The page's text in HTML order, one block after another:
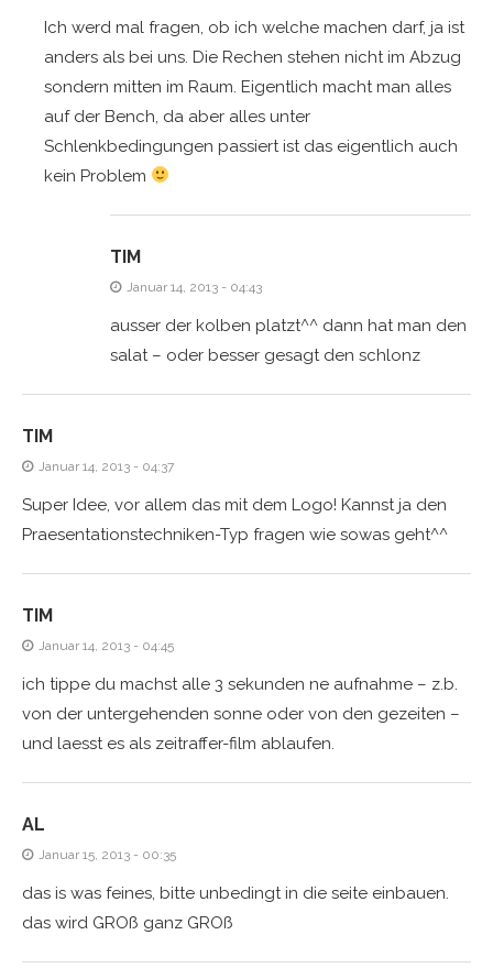
Ich werd mal fragen, ob ich welche machen darf, ja ist
anders als bei uns. Die Rechen stehen nicht im Abzug
sondern mitten im Raum. Eigentlich macht man alles
auf der Bench, da aber alles unter
Schlenkbedingungen passiert ist das eigentlich auch
kein Problem
TIM
Januar 14, 2013 - 04:43
ausser der kolben platzt^^ dann hat man den
salat – oder besser gesagt den schlonz
TIM
Januar 14, 2013 - 04:37
Super Idee, vor allem das mit dem Logo! Kannst ja den
Praesentationstechniken-Typ fragen wie sowas geht^^
TIM
Januar 14, 2013 - 04:45
ich tippe du machst alle 3 sekunden ne aufnahme – z.b.
von der untergehenden sonne oder von den gezeiten –
und laesst es als zeitraffer-film ablaufen.
AL
Januar 15, 2013 - 00:35
das is was feines, bitte unbedingt in die seite einbauen.
das wird GROß ganz GROß